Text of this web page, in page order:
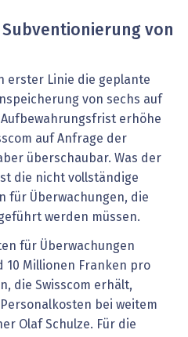
von
erster Linie die geplante
von sechs auf
erhöhe
auf Anfrage der
überschaubar. Was der
die nicht vollständige
für Überwachungen, die
werden müssen.
für Überwachungen
10 Millionen Franken pro
die Swisscom erhält,
bei weitem
Olaf Schulze. Für die